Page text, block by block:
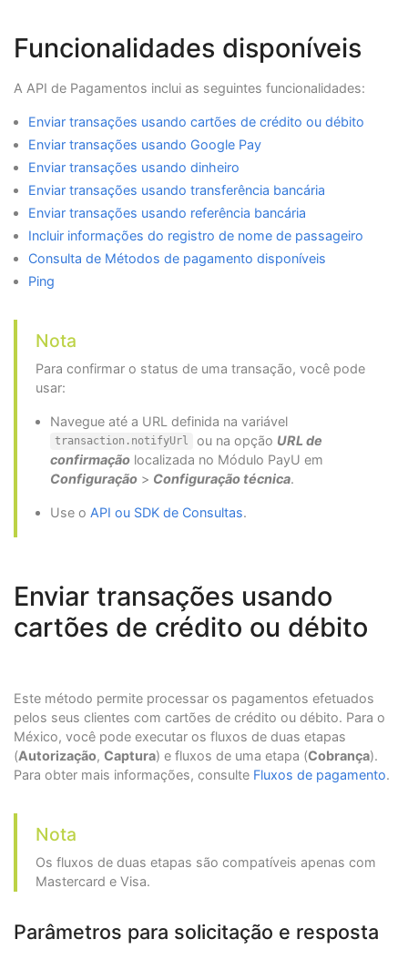
Funcionalidades disponíveis
A API de Pagamentos inclui as seguintes funcionalidades:
Enviar transações usando cartões de crédito ou débito
Enviar transações usando Google Pay
Enviar transações usando dinheiro
Enviar transações usando transferência bancária
Enviar transações usando referência bancária
Incluir informações do registro de nome de passageiro
Consulta de Métodos de pagamento disponíveis
Ping
Nota
Para confirmar o status de uma transação, você pode
usar:
Navegue até a URL definida na variável
transaction.notifyUrl ou na opção URL de
confirmação localizada no Módulo PayU em
Configuração > Configuração técnica.
Use o API ou SDK de Consultas.
Enviar transações usando
cartões de crédito ou débito
Este método permite processar os pagamentos efetuados
pelos seus clientes com cartões de crédito ou débito. Para o
México, você pode executar os fluxos de duas etapas
(Autorização, Captura) e fluxos de uma etapa (Cobrança).
Para obter mais informações, consulte Fluxos de pagamento.
Nota
Os fluxos de duas etapas são compatíveis apenas com
Mastercard e Visa.
Parâmetros para solicitação e resposta